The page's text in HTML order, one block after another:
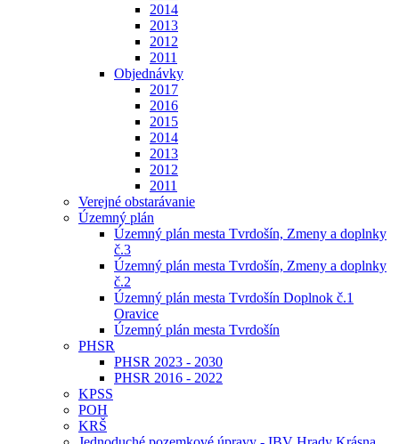
2014
2013
2012
2011
Objednávky
2017
2016
2015
2014
2013
2012
2011
Verejné obstarávanie
Územný plán
Územný plán mesta Tvrdošín, Zmeny a doplnky
č.3
Územný plán mesta Tvrdošín, Zmeny a doplnky
č.2
Územný plán mesta Tvrdošín Doplnok č.1
Oravice
Územný plán mesta Tvrdošín
PHSR
PHSR 2023 - 2030
PHSR 2016 - 2022
KPSS
POH
KRŠ